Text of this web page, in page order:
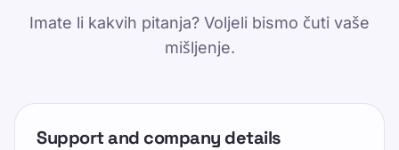
Imate li kakvih pitanja? Voljeli bismo čuti vaše
mišljenje.
Support and company details